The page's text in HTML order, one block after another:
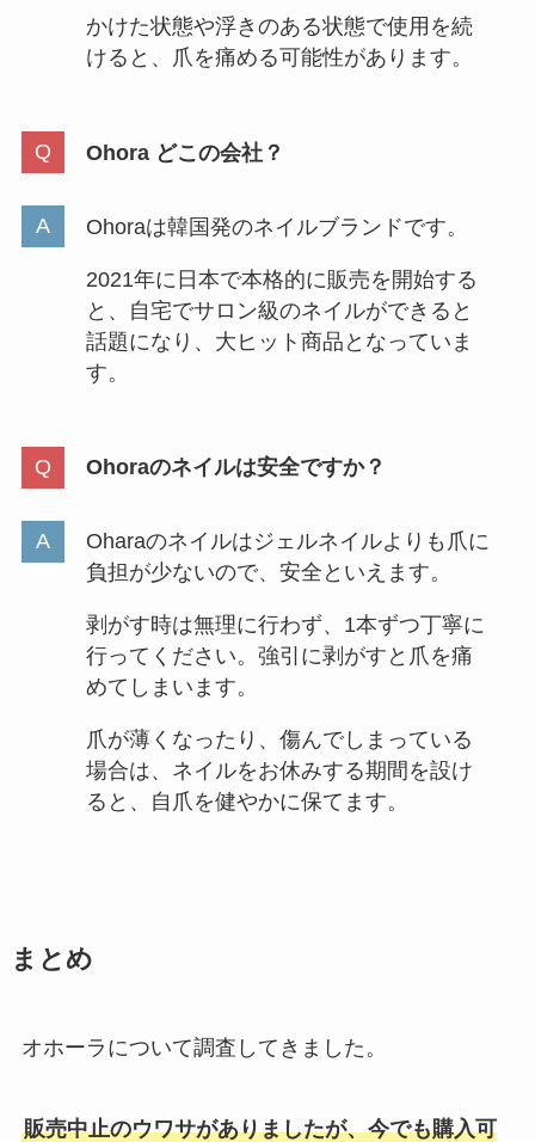
かけた状態や浮きのある状態で使用を続
けると、爪を痛める可能性があります。
Ohora どこの会社？
Ohoraは韓国発のネイルブランドです。
2021年に日本で本格的に販売を開始する
と、自宅でサロン級のネイルができると
話題になり、大ヒット商品となっていま
す。
Ohoraのネイルは安全ですか？
Oharaのネイルはジェルネイルよりも爪に
負担が少ないので、安全といえます。
剥がす時は無理に行わず、1本ずつ丁寧に
行ってください。強引に剥がすと爪を痛
めてしまいます。
爪が薄くなったり、傷んでしまっている
場合は、ネイルをお休みする期間を設け
ると、自爪を健やかに保てます。
まとめ
オホーラについて調査してきました。
販売中止のウワサがありましたが、今でも購入可